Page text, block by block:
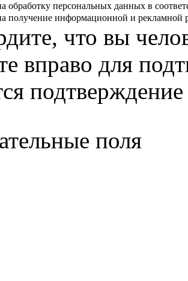
обработку персональных данных в
получение информационной и рекламной
что вы
вправо для
подтверждение
поля